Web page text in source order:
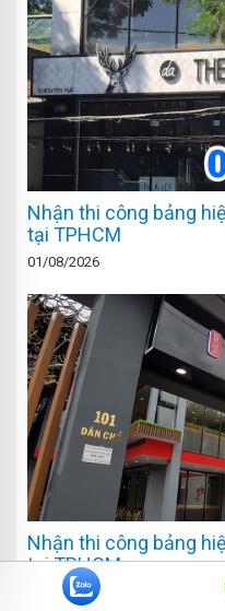
Nhận thi công bảng
tại TPHCM
01/08/2026
Nhận thi công bảng
tại TPHCM
31/07/2026